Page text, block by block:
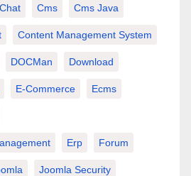
Chat Cms Cms Java
Content Management System
DOCMan Download
E-Commerce Ecms
Erp Forum
Joomla Security